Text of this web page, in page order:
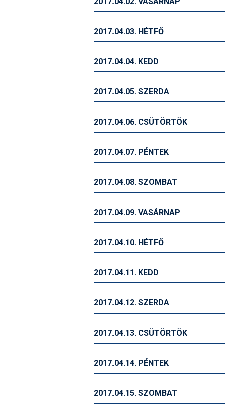
2017.04.03. HÉTFŐ
2017.04.04. KEDD
2017.04.05. SZERDA
2017.04.06. CSÜTÖRTÖK
2017.04.07. PÉNTEK
2017.04.08. SZOMBAT
2017.04.09. VASÁRNAP
2017.04.10. HÉTFŐ
2017.04.11. KEDD
2017.04.12. SZERDA
2017.04.13. CSÜTÖRTÖK
2017.04.14. PÉNTEK
2017.04.15. SZOMBAT